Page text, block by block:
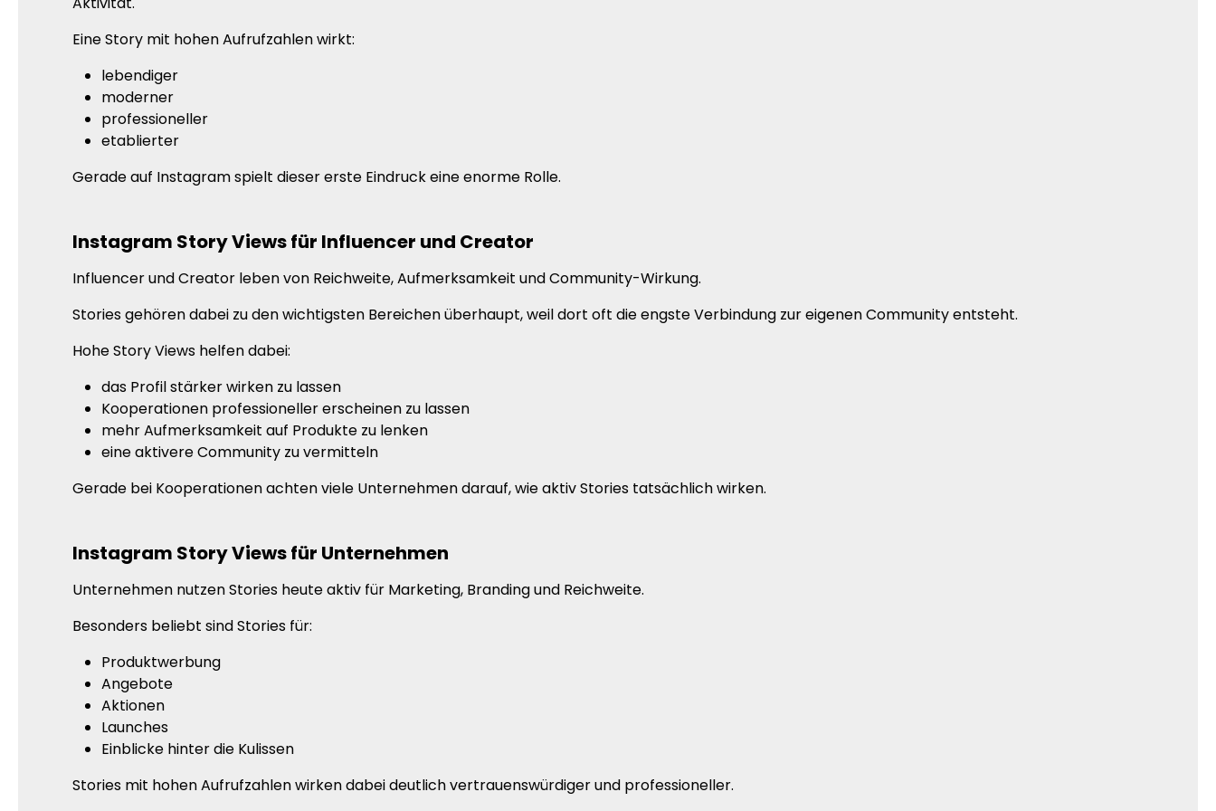
Eine Story mit hohen Aufrufzahlen wirkt:
lebendiger
moderner
professioneller
etablierter
Gerade auf Instagram spielt dieser erste Eindruck eine enorme Rolle.
Instagram Story Views für Influencer und Creator
Influencer und Creator leben von Reichweite, Aufmerksamkeit und Community-Wirkung.
Stories gehören dabei zu den wichtigsten Bereichen überhaupt, weil dort oft die engste Verbindung zur eigenen Community entsteht.
Hohe Story Views helfen dabei:
das Profil stärker wirken zu lassen
Kooperationen professioneller erscheinen zu lassen
mehr Aufmerksamkeit auf Produkte zu lenken
eine aktivere Community zu vermitteln
Gerade bei Kooperationen achten viele Unternehmen darauf, wie aktiv Stories tatsächlich wirken.
Instagram Story Views für Unternehmen
Unternehmen nutzen Stories heute aktiv für Marketing, Branding und Reichweite.
Besonders beliebt sind Stories für:
Produktwerbung
Angebote
Aktionen
Launches
Einblicke hinter die Kulissen
Stories mit hohen Aufrufzahlen wirken dabei deutlich vertrauenswürdiger und professioneller.